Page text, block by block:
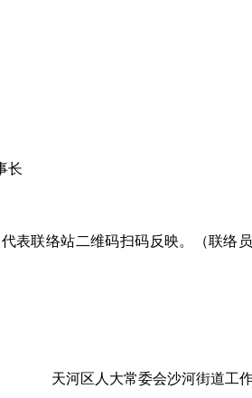
长
表联络站二维码扫码反映。（联络
天河区人大常委会沙河街道工